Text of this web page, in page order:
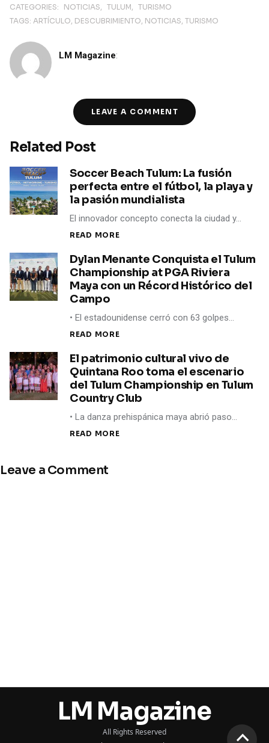
CATEGORIES: NOTICIAS TULUM
TURISMO
TAGS: ARTÍCULO DESCUBRIMIENTO NOTICIAS TURISMO
LM Magazine:
LEAVE A COMMENT
Related Post
Soccer Beach Tulum: La fusión
perfecta entre el fútbol, la playa y
la pasión mundialista
El innovador concepto conecta la ciudad y…
READ MORE
Dylan Menante Conquista el Tulum
Championship at PGA Riviera
Maya con un Récord Histórico del
Campo
• El estadounidense cerró con 63 golpes…
READ MORE
El patrimonio cultural vivo de
Quintana Roo toma el escenario
del Tulum Championship en Tulum
Country Club
• La danza prehispánica maya abrió paso…
READ MORE
Leave a Comment
LM Magazine
All Rights Reserved